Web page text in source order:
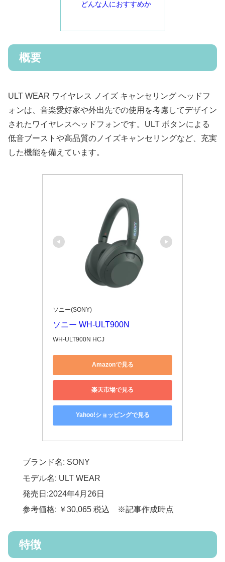
どんな人におすすめか
概要
ULT WEAR ワイヤレス ノイズ キャンセリング ヘッドフ
ォンは、音楽愛好家や外出先での使用を考慮してデザイン
されたワイヤレスヘッドフォンです。ULT ボタンによる
低音ブーストや高品質のノイズキャンセリングなど、充実
した機能を備えています。
ソニー(SONY)
ソニー WH-ULT900N
WH-ULT900N HCJ
Amazonで見る
楽天市場で見る
Yahoo!ショッピングで見る
ブランド名: SONY
モデル名: ULT WEAR
発売日:2024年4月26日
参考価格: ￥30,065 税込 ※記事作成時点
特徴